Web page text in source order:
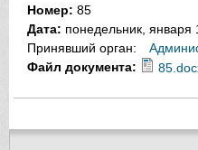
Номер: 85
Дата: понедельник, января
Принявший орган:
Файл документа: